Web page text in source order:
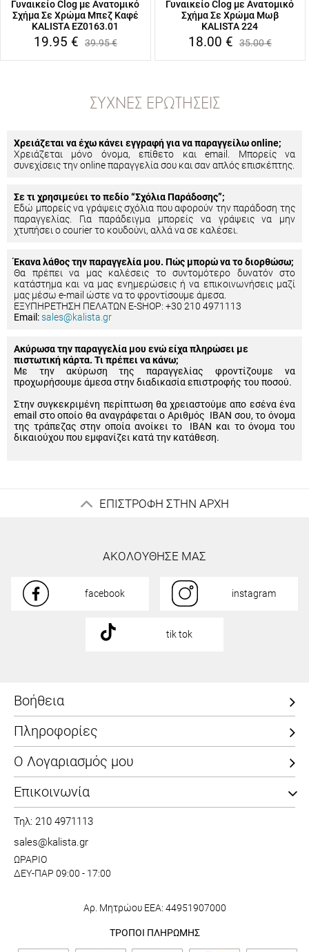
Γυναικείο Clog με Ανατομικό
Σχήμα Σε Χρώμα Μπεζ Καφέ
KALISTA EZ0163.01
19.95 € 39.95€
Γυναικείο Clog με Ανατομικό
Σχήμα Σε Χρώμα Μωβ
KALISTA 224
18.00 € 35.00€
ΣΥΧΝΈΣ ΕΡΩΤΉΣΕΙΣ
Χρειάζεται να έχω κάνει εγγραφή για να παραγγείλω online;
Χρειάζεται μόνο όνομα, επίθετο και email. Μπορείς να
συνεχίσεις την online παραγγελία σου και σαν απλός επισκέπτης.
Σε τι χρησιμεύει το πεδίο “Σχόλια Παράδοσης”;
Εδώ μπορείς να γράψεις σχόλια που αφορούν την παράδοση της
παραγγελίας. Για παράδειγμα μπορείς να γράψεις να μην
χτυπήσει ο courier το κουδούνι, αλλά να σε καλέσει.
Έκανα λάθος την παραγγελία μου. Πώς μπορώ να το διορθώσω;
Θα πρέπει να μας καλέσεις το συντομότερο δυνατόν στο
κατάστημα και να μας ενημερώσεις ή να επικοινωνήσεις μαζί
μας μέσω e-mail ώστε να το φροντίσουμε άμεσα.
ΕΞΥΠΗΡΕΤΗΣΗ ΠΕΛΑΤΩΝ E-SHOP: +30 210 4971113
Email:sales@kalista.gr
Ακύρωσα την παραγγελία μου ενώ είχα πληρώσει με
πιστωτική κάρτα. Τι πρέπει να κάνω;
Με την ακύρωση της παραγγελίας φροντίζουμε να
προχωρήσουμε άμεσα στην διαδικασία επιστροφής του ποσού.
Στην συγκεκριμένη περίπτωση θα χρειαστούμε απο εσένα ένα
email στο οποίο θα αναγράφεται ο Αριθμός IBAN σου, το όνομα
της τράπεζας στην οποία ανοίκει το IBAN και το όνομα του
δικαιούχου που εμφανίζει κατά την κατάθεση.
ΕΠΙΣΤΡΟΦΗ ΣΤΗΝ ΑΡΧΗ
ΑΚΟΛΟΥΘΗΣΕ ΜΑΣ
facebook instagram
tik tok
Βοήθεια
Πληροφορίες
Ο Λογαριασμός μου
Επικοινωνία
Τηλ: 210 4971113
sales@kalista.gr
ΩΡΑΡΙΟ
ΔΕΥ-ΠΑΡ 09:00 - 17:00
Αρ. Μητρώου ΕΕΑ: 44951907000
ΤΡΟΠΟΙ ΠΛΗΡΩΜΗΣ